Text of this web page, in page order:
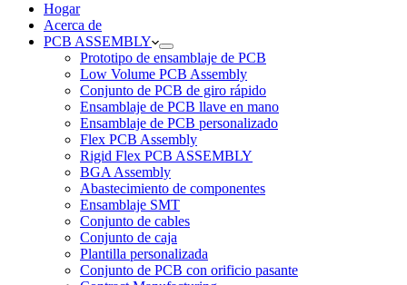
Hogar
Acerca de
PCB ASSEMBLY
Prototipo de ensamblaje de PCB
Low Volume PCB Assembly
Conjunto de PCB de giro rápido
Ensamblaje de PCB llave en mano
Ensamblaje de PCB personalizado
Flex PCB Assembly
Rigid Flex PCB ASSEMBLY
BGA Assembly
Abastecimiento de componentes
Ensamblaje SMT
Conjunto de cables
Conjunto de caja
Plantilla personalizada
Conjunto de PCB con orificio pasante